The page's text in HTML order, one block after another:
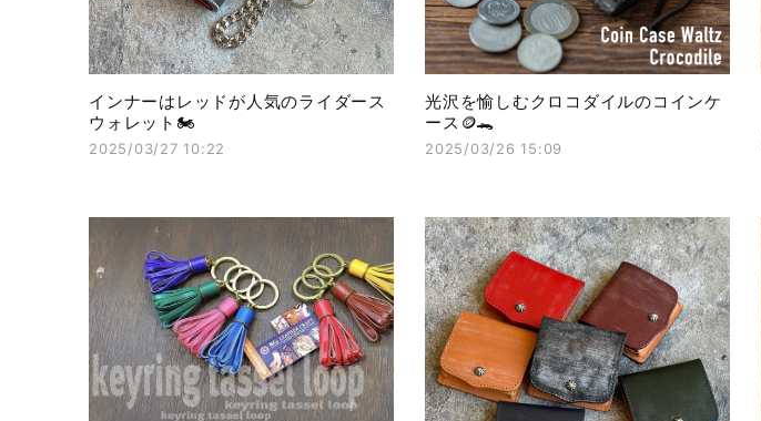
インナーはレッドが人気のライダース
ウォレット🏍️
2025/03/27 10:22
光沢を愉しむクロコダイルのコインケ
ース🪙🐊
2025/03/26 15:09